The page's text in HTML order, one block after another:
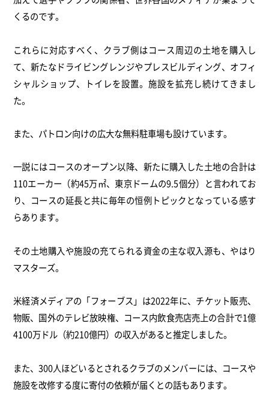
くるのです。
これらに対応すべく、クラブ側はコース周辺の土地を購入し
て、新たなドライビングレンジやプレスビルディング、オフィ
シャルショップ、トイレを設置。施設を拡充し続けてきまし
た。
また、パトロン向けの広大な無料駐車場も設けています。
一説にはコースのオープン以降、新たに購入した土地の合計は
110エーカー（約45万㎡、東京ドームの9.5個分）と言われてお
り、コースの延長と共に毎年の恒例トピックとなっている感す
らあります。
その土地購入や施設の充てられる資金の主な収入源も、やはり
マスターズ。
米経済メディアの「フォーブス」は2022年に、チケット販売、
物販、国外のテレビ放映権、コース内飲食売店売上の合計で1億
4100万ドル（約210億円）の収入があると推定しました。
また、300人ほどいるとされるクラブのメンバーには、コースや
施設を改修する度に寄付の依頼が届くとの話もあります。